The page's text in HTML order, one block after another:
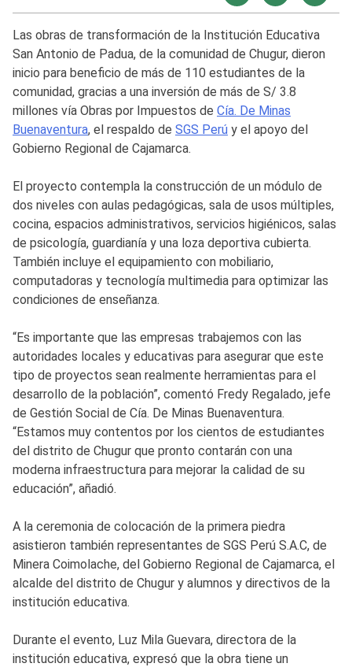
Las obras de transformación de la Institución Educativa
San Antonio de Padua, de la comunidad de Chugur, dieron
inicio para beneficio de más de 110 estudiantes de la
comunidad, gracias a una inversión de más de S/ 3.8
millones vía Obras por Impuestos de Cía. De Minas
Buenaventura, el respaldo de SGS Perú y el apoyo del
Gobierno Regional de Cajamarca.
El proyecto contempla la construcción de un módulo de
dos niveles con aulas pedagógicas, sala de usos múltiples,
cocina, espacios administrativos, servicios higiénicos, salas
de psicología, guardianía y una loza deportiva cubierta.
También incluye el equipamiento con mobiliario,
computadoras y tecnología multimedia para optimizar las
condiciones de enseñanza.
“Es importante que las empresas trabajemos con las
autoridades locales y educativas para asegurar que este
tipo de proyectos sean realmente herramientas para el
desarrollo de la población”, comentó Fredy Regalado, jefe
de Gestión Social de Cía. De Minas Buenaventura.
“Estamos muy contentos por los cientos de estudiantes
del distrito de Chugur que pronto contarán con una
moderna infraestructura para mejorar la calidad de su
educación”, añadió.
A la ceremonia de colocación de la primera piedra
asistieron también representantes de SGS Perú S.A.C, de
Minera Coimolache, del Gobierno Regional de Cajamarca, el
alcalde del distrito de Chugur y alumnos y directivos de la
institución educativa.
Durante el evento, Luz Mila Guevara, directora de la
institución educativa, expresó que la obra tiene un